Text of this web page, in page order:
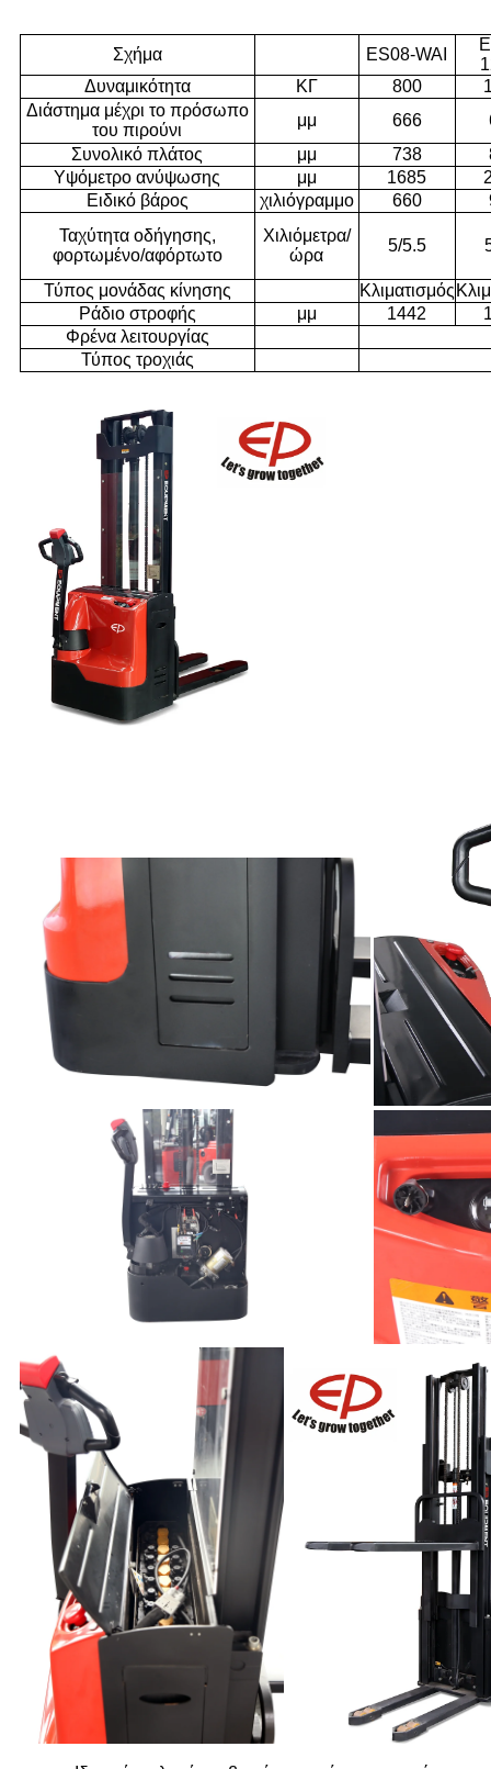
Σχήμα ES08-WAI
Δυναμικότητα
ΚΓ 800
Διάστημα μέχρι το πρόσωπο
του πιρούνι
μμ 666
Συνολικό πλάτος
μμ 738
Υψόμετρο ανύψωσης
μμ 1685
Ειδικό βάρος
χιλιόγραμμο 660
Ταχύτητα οδήγησης,
φορτωμένο/αφόρτωτο
Χιλιόμετρα/
ώρα
5/5.5
Τύπος μονάδας κίνησης Κλιματισμός
Ράδιο στροφής
μμ 1442
Φρένα λειτουργίας
Τύπος τροχιάς